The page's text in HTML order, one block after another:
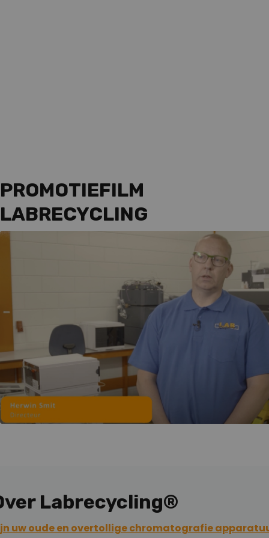
PROMOTIEFILM
LABRECYCLING
Labrecycling®
uw oude en overtollige chromatografie